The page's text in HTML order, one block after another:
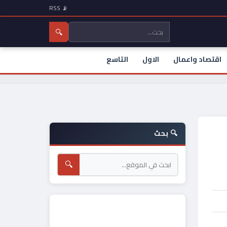
📡 RSS
🔍
اقتصاد واعمال الاول التاسع
🔍 بحث
🔍